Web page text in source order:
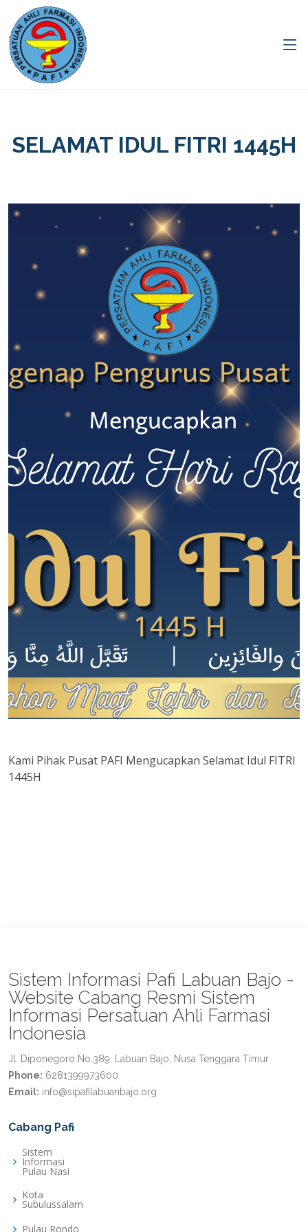
SELAMAT IDUL FITRI 1445H
Kami Pihak Pusat PAFI Mengucapkan Selamat Idul FITRI
1445H
Sistem Informasi Pafi Labuan Bajo -
Website Cabang Resmi Sistem
Informasi Persatuan Ahli Farmasi
Indonesia
Jl. Diponegoro No.389, Labuan Bajo, Nusa Tenggara Timur
Phone: 6281399973600
Email: info@sipafilabuanbajo.org
Cabang Pafi
Sistem
Informasi
Pulau Nasi
Kota
Subulussalam
Pulau Rondo